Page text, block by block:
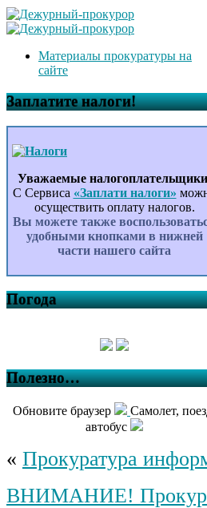
Материалы прокуратуры на
сайте
Заплатите налоги!
Уважаемые
С Сервиса «Заплати налоги»
осуществить оплату налогов.
Вы можете также
удобными кнопками в нижней
части нашего сайта
Погода
Полезно…
Обновите браузер
Самолет,
автобус
« Прокуратура
ВНИМАНИЕ!